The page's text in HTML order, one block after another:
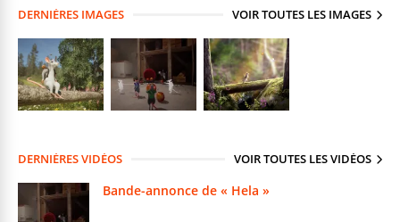
DERNIÈRES IMAGES VOIR TOUTES LES IMAGES
DERNIÈRES VIDÉOS VOIR TOUTES LES VIDÉOS
Bande-annonce de « Hela »